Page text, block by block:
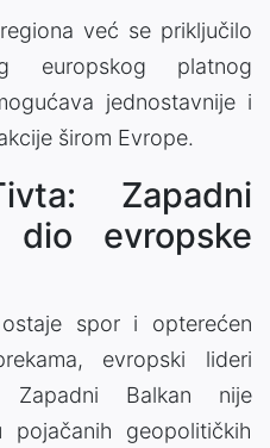
već se priključilo
europskog platnog
jednostavnije i
širom Evrope.
Zapadni
dio evropske
spor i opterećen
evropski lideri
Balkan nije
pojačanih geopolitičkih